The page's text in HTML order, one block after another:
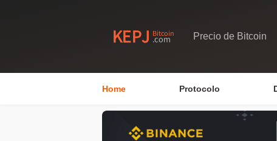
Precio de Bitcoin
Home Protocolo